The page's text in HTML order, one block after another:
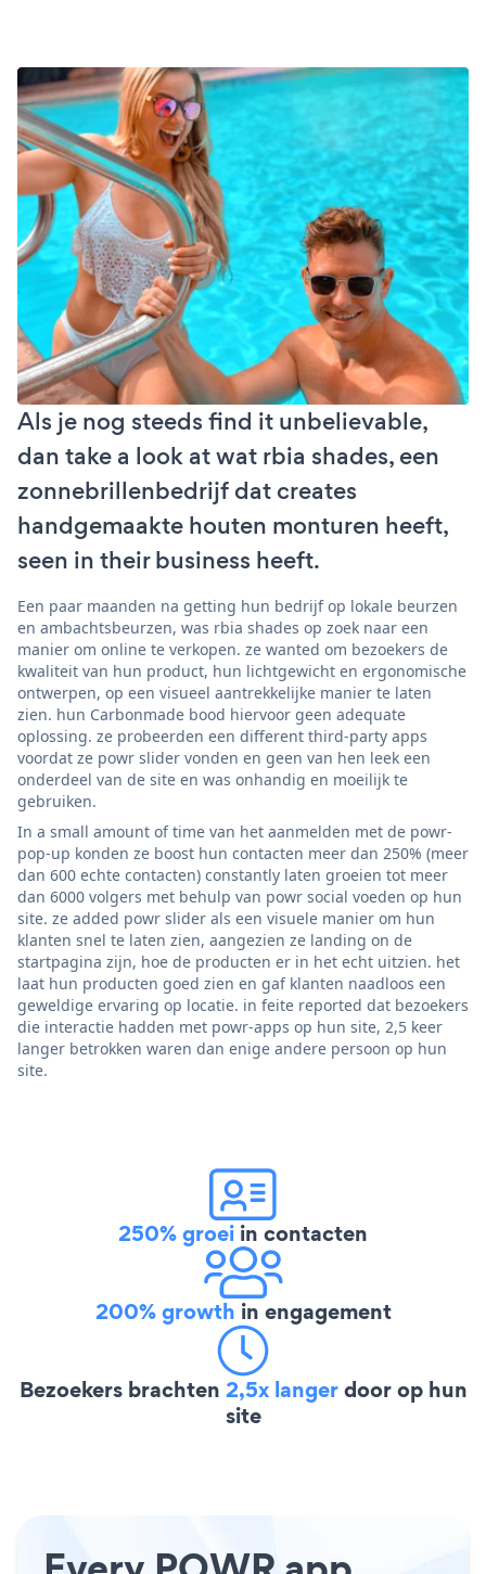
Als je nog steeds find it unbelievable,
dan take a look at wat rbia shades, een
zonnebrillenbedrijf dat creates
handgemaakte houten monturen heeft,
seen in their business heeft.
Een paar maanden na getting hun bedrijf op lokale beurzen
en ambachtsbeurzen, was rbia shades op zoek naar een
manier om online te verkopen. ze wanted om bezoekers de
kwaliteit van hun product, hun lichtgewicht en ergonomische
ontwerpen, op een visueel aantrekkelijke manier te laten
zien. hun Carbonmade bood hiervoor geen adequate
oplossing. ze probeerden een different third-party apps
voordat ze powr slider vonden en geen van hen leek een
onderdeel van de site en was onhandig en moeilijk te
gebruiken.
In a small amount of time van het aanmelden met de powr-
pop-up konden ze boost hun contacten meer dan 250% (meer
dan 600 echte contacten) constantly laten groeien tot meer
dan 6000 volgers met behulp van powr social voeden op hun
site. ze added powr slider als een visuele manier om hun
klanten snel te laten zien, aangezien ze landing on de
startpagina zijn, hoe de producten er in het echt uitzien. het
laat hun producten goed zien en gaf klanten naadloos een
geweldige ervaring op locatie. in feite reported dat bezoekers
die interactie hadden met powr-apps op hun site, 2,5 keer
langer betrokken waren dan enige andere persoon op hun
site.
250% groei in contacten
200% growth in engagement
Bezoekers brachten 2,5x langerdoor op hun
site